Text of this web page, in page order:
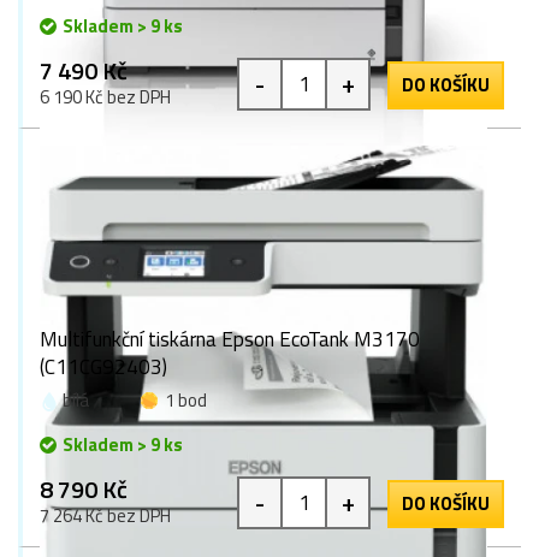
Skladem > 9 ks
7 490 Kč
6 190 Kč bez DPH - + DO KOŠÍKU
Multifunkční tiskárna Epson EcoTank M3170
(C11CG92403)
bílá
1 bod
Skladem > 9 ks
8 790 Kč
7 264 Kč bez DPH - + DO KOŠÍKU